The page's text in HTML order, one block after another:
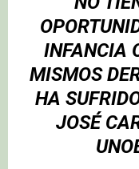
INFANCIA
MISMOS
HA
JOSÉ